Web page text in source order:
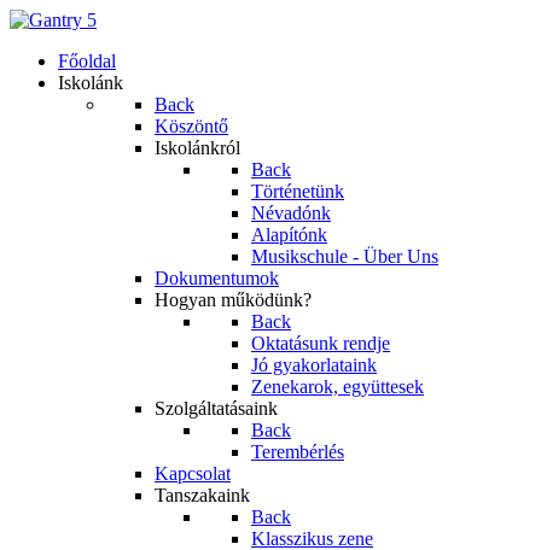
Főoldal
Iskolánk
Back
Köszöntő
Iskolánkról
Back
Történetünk
Névadónk
Alapítónk
Musikschule - Über Uns
Dokumentumok
Hogyan működünk?
Back
Oktatásunk rendje
Jó gyakorlataink
Zenekarok, együttesek
Szolgáltatásaink
Back
Terembérlés
Kapcsolat
Tanszakaink
Back
Klasszikus zene